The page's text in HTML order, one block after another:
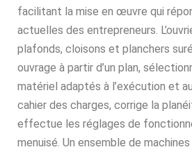
facilitant la mise en œuvre qui
actuelles des entrepreneurs.
plafonds, cloisons et planchers
ouvrage à partir d’un plan,
matériel adaptés à l’exécution et
cahier des charges, corrige la
effectue les réglages de
menuisé. Un ensemble de